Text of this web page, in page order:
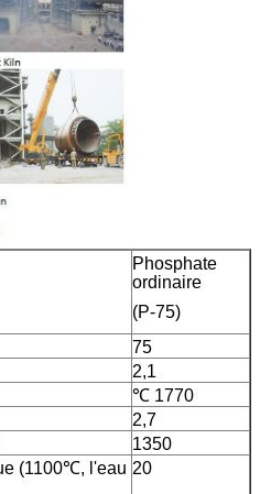
Phosphate
ordinaire
(P-75)
75
2,1
℃ 1770
2,7
1350
(1100℃, l'eau 20